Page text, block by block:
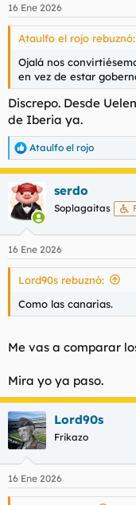
16 Ene 2026
Ataulfo el rojo rebuznó:
Ojalá nos
en vez de estar
Discrepo. Desde
de Iberia ya.
R
e
c
c
i
e
s
Ataulfo el rojo
serdo
Soplagaitas
16 Ene 2026
Lord90s rebuznó:
Como las canarias.
Me vas a comparar
Mira yo ya paso.
Lord90s
Frikazo
16 Ene 2026